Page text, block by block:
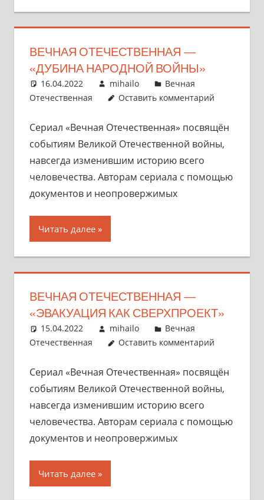
ВЕЧНАЯ ОТЕЧЕСТВЕННАЯ —
«ДУБИНА НАРОДНОЙ ВОЙНЫ»
16.04.2022 mihailo
Вечная
Отечественная
Оставить комментарий
Сериал «Вечная Отечественная» посвящён
событиям Великой Отечественной войны,
навсегда изменившим историю всего
человечества. Авторам сериала с помощью
документов и неопровержимых
Читать далее
ВЕЧНАЯ ОТЕЧЕСТВЕННАЯ —
«ЭВАКУАЦИЯ КАК СВЕРХПРОЕКТ»
15.04.2022 mihailo
Вечная
Отечественная
Оставить комментарий
Сериал «Вечная Отечественная» посвящён
событиям Великой Отечественной войны,
навсегда изменившим историю всего
человечества. Авторам сериала с помощью
документов и неопровержимых
Читать далее